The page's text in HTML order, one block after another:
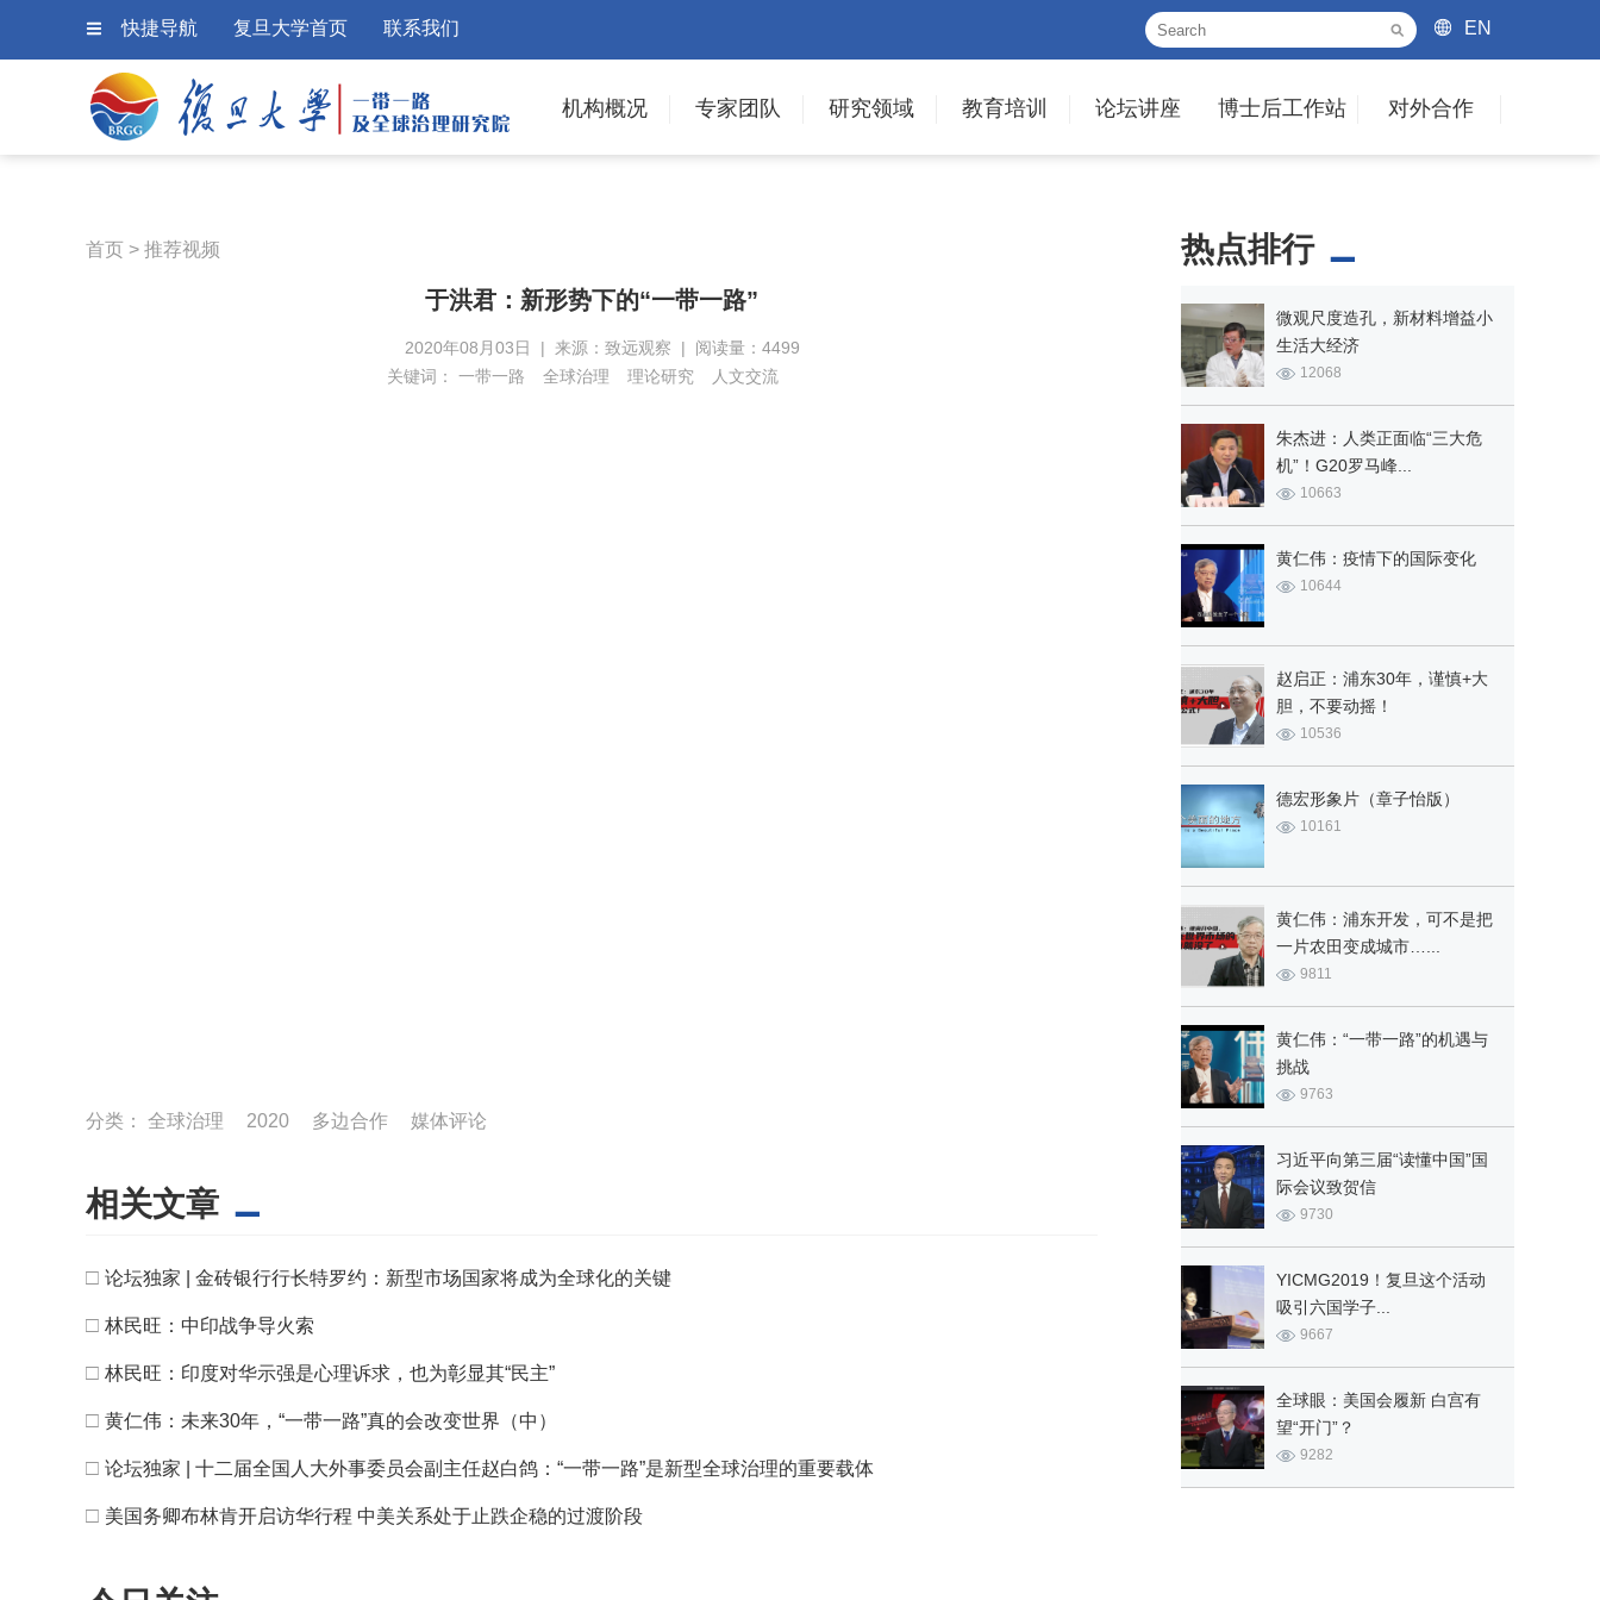
快捷导航 复旦大学首页 联系我们 EN
机构概况 专家团队 研究领域 教育培训 论坛讲座 博士后工作站 对外合作
首页 > 推荐视频
于洪君：新形势下的“一带一路”
2020年08月03日 | 来源：致远观察 | 阅读量：4499
关键词： 一带一路 全球治理 理论研究 人文交流
分类： 全球治理 2020 多边合作 媒体评论
相关文章
□ 论坛独家 | 金砖银行行长特罗约：新型市场国家将成为全球化的关键
□ 林民旺：中印战争导火索
□ 林民旺：印度对华示强是心理诉求，也为彰显其“民主”
□ 黄仁伟：未来30年，“一带一路”真的会改变世界（中）
□ 论坛独家 | 十二届全国人大外事委员会副主任赵白鸽：“一带一路”是新型全球治理的重要载体
□ 美国务卿布林肯开启访华行程 中美关系处于止跌企稳的过渡阶段
热点排行
微观尺度造孔，新材料增益小
生活大经济
12068
朱杰进：人类正面临“三大危
机”！G20罗马峰...
10663
黄仁伟：疫情下的国际变化
10644
赵启正：浦东30年，谨慎+大
胆，不要动摇！
10536
德宏形象片（章子怡版）
10161
黄仁伟：浦东开发，可不是把
一片农田变成城市…...
9811
黄仁伟：“一带一路”的机遇与
挑战
9763
习近平向第三届“读懂中国”国
际会议致贺信
9730
YICMG2019！复旦这个活动
吸引六国学子...
9667
全球眼：美国会履新 白宫有
望“开门”？
9282